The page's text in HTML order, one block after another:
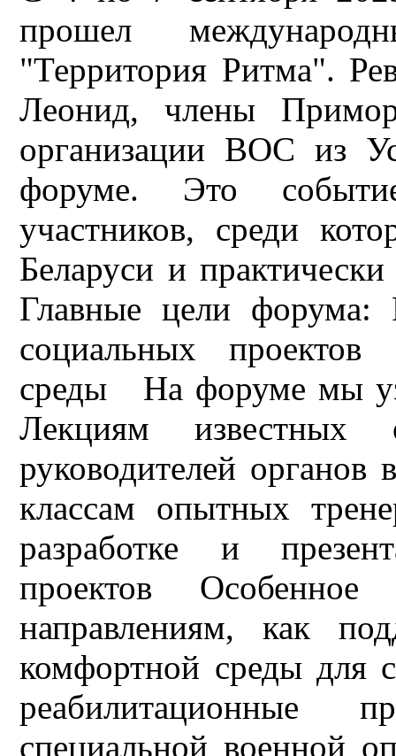
прошел
"Территория Ритма".
Леонид, члены
организации ВОС из
форуме. Это
участников, среди
Беларуси и
Главные цели форума:
социальных проектов
среды На форуме мы
Лекциям известных
руководителей органов
классам опытных
разработке и
проектов
направлениям, как
комфортной среды для
реабилитационные
специальной военной